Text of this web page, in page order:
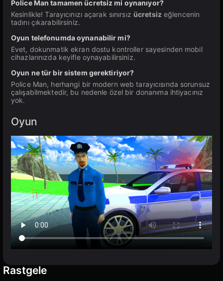
Police Man tamamen ücretsiz mi oynanıyor?
Kesinlikle! Tarayıcınızı açarak sınırsız ücretsiz eğlencenin
tadını çıkarabilirsiniz.
Oyun telefonumda oynanabilir mi?
Evet, dokunmatik ekran dostu kontroller sayesinden mobil
cihazlarınızda keyifle oynayabilirsiniz.
Oyun ne tür bir sistem gerektiriyor?
Police Man, herhangi bir modern web tarayıcısında sorunsuz
çalışabilmektedir, bu nedenle özel bir donanıma ihtiyacınız
yok.
Oyun
Rastgele